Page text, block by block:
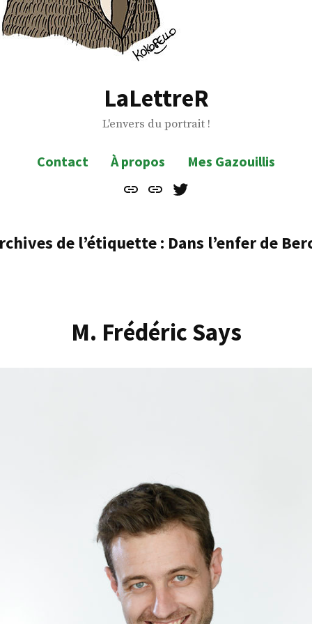
LaLettreR
L'envers du portrait !
Contact À propos
Mes Gazouillis
Contact
À
Mes
de l’étiquette : Dans l’enfer de
M. Frédéric Says